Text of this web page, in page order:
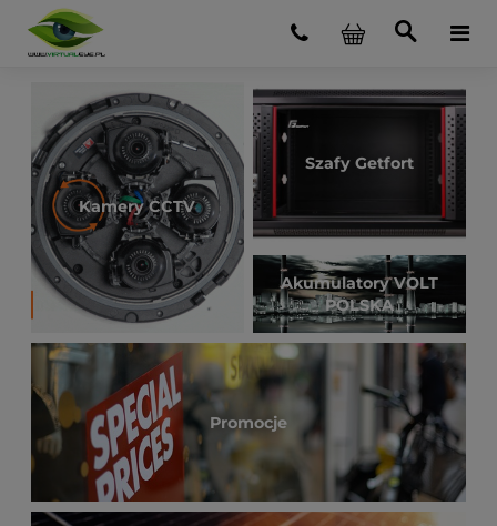
Kamery CCTV
Szafy Getfort
Akumulatory VOLT
POLSKA
Promocje